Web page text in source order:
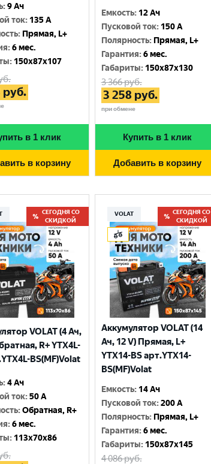
:9 Ач
ток: 135 A
: Прямая, L+
:6 мес.
: 150x87x107
руб.
в 1 клик
в корзину
Емкость: 12 Ач
Пусковой ток: 150 A
Полярность: Прямая, L+
Гарантия:6 мес.
Габариты: 150x87x130
3 366руб.
3 258 руб.
при обмене
Купить в 1 клик
Добавить в корзину
СЕГОДНЯ СО
СКИДКОЙ
VOLAT (4 Ач,
R+ YTX4L-
BS(MF)Volat
:4 Ач
ток:50 A
:Обратная, R+
:6 мес.
: 113x70x86
VOLAT
СЕГОДНЯ СО
СКИДКОЙ
Аккумулятор VOLAT (14
Ач, 12 V) Прямая, L+
YTX14-BS арт.YTX14-
BS(MF)Volat
Емкость: 14 Ач
Пусковой ток:200 A
Полярность: Прямая, L+
Гарантия:6 мес.
Габариты: 150x87x145
4 086руб.